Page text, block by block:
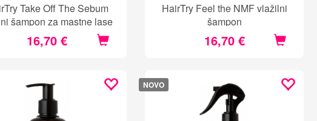
Take Off The Sebum
šampon za mastne lase
16,70 €
HairTry Feel the NMF vlažilni
šampon
16,70 €
NOVO